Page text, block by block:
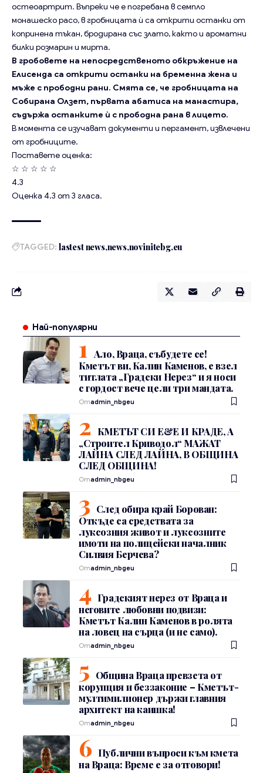
остеоартрит. Въпреки че е погребана в семпло
монашеско расо, в гробницата ѝ са открити останки от
копринена тъкан, бродирана със злато, както и ароматни
билки розмарин и мирта.
В гробовете на непосредственото обкръжение на
Елисенда са открити останки на бременна жена и
мъже с прободни рани. Смята се, че гробницата на
Собирана Олзет, първата абатиса на манастира,
съдържа останките ѝ с прободна рана в лицето.
В момента се изучават документи и пергамент, извлечени
от гробниците.
Поставете оценка:
☆ ☆ ☆ ☆ ☆
4.3
Оценка 4.3 от 3 гласа.
TAGGED: lastest news news novinitebg.eu
Най-популярни
Ало, Враца, събудете се!
Кметът ви, Калин Каменов, е взел
титлата „Градски Нерез“ и я носи
с гордост вече цели три мандата.
Отadmin_nbgeu
КМЕТЪТ СИ Е&Е И КРАДЕ, А
„Строител Криводол“ МАЖАТ
ЛАЙНА СЛЕД ЛАЙНА, В ОБЩИНА
СЛЕД ОБЩИНА!
Отadmin_nbgeu
След обира край Борован:
Откъде са средствата за
луксозния живот и луксозните
имоти на полицейски началник
Силвия Берчева?
Отadmin_nbgeu
Градският нерез от Враца и
неговите любовни подвизи:
Кметът Калин Каменов в ролята
на ловец на сърца (и не само).
Отadmin_nbgeu
Община Враца превзета от
корупция и беззаконие – Кметът-
мултимилионер държи главния
архитект на каишка!
Отadmin_nbgeu
Публични въпроси към кмета
на Враца: Време е за отговори!